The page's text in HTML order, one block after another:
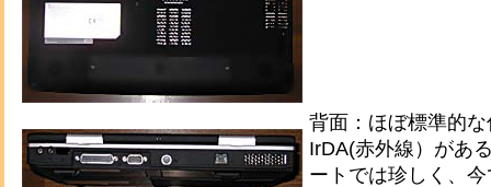
背面：ほぼ標準的
IrDA(赤外線）があ
ートでは珍しく、